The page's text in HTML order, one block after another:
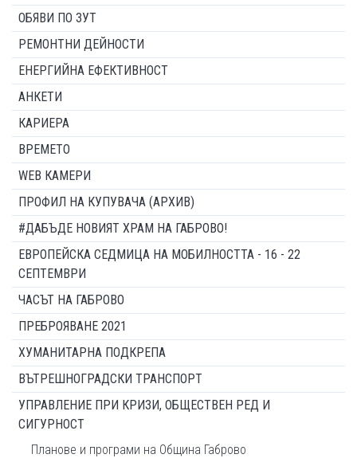
ОБЯВИ ПО ЗУТ
РЕМОНТНИ ДЕЙНОСТИ
ЕНЕРГИЙНА ЕФЕКТИВНОСТ
АНКЕТИ
КАРИЕРА
ВРЕМЕТО
WEB КАМЕРИ
ПРОФИЛ НА КУПУВАЧА (АРХИВ)
#ДАБЪДЕ НОВИЯТ ХРАМ НА ГАБРОВО!
ЕВРОПЕЙСКА СЕДМИЦА НА МОБИЛНОСТТА - 16 - 22
СЕПТЕМВРИ
ЧАСЪТ НА ГАБРОВО
ПРЕБРОЯВАНЕ 2021
ХУМАНИТАРНА ПОДКРЕПА
ВЪТРЕШНОГРАДСКИ ТРАНСПОРТ
УПРАВЛЕНИЕ ПРИ КРИЗИ, ОБЩЕСТВЕН РЕД И
СИГУРНОСТ
Планове и програми на Община Габрово